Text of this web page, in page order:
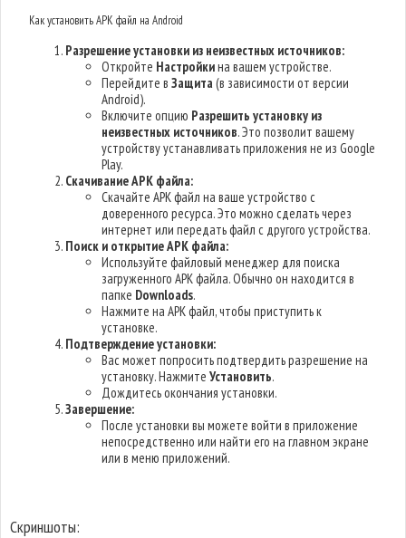
Как установить APK файл на Android
Разрешение установки из неизвестных источников:
Откройте Настройкина вашем устройстве.
Перейдите вЗащита(в зависимости от версии
Android).
Включите опцию Разрешить установку из
неизвестных источников. Это позволит вашему
устройству устанавливать приложения не из Google
Play.
Скачивание APK файла:
Скачайте APK файл на ваше устройство с
доверенного ресурса. Это можно сделать через
интернет или передать файл с другого устройства.
Поиск и открытие APK файла:
Используйте файловый менеджер для поиска
загруженного APK файла. Обычно он находится в
папке Downloads.
Нажмите на APK файл, чтобы приступить к
установке.
Подтверждение установки:
Вас может попросить подтвердить разрешение на
установку. НажмитеУстановить.
Дождитесь окончания установки.
Завершение:
После установки вы можете войти в приложение
непосредственно или найти его на главном экране
или в меню приложений.
Скриншоты: